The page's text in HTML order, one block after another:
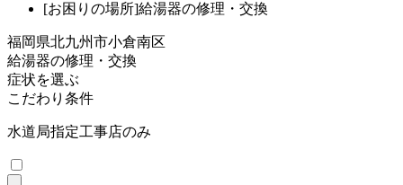
[お困りの場所]給湯器の修理・交換
福岡県北九州市小倉南区
給湯器の修理・交換
症状を選ぶ
こだわり条件
水道局指定工事店のみ